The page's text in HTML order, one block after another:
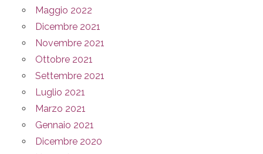
Maggio 2022
Dicembre 2021
Novembre 2021
Ottobre 2021
Settembre 2021
Luglio 2021
Marzo 2021
Gennaio 2021
Dicembre 2020